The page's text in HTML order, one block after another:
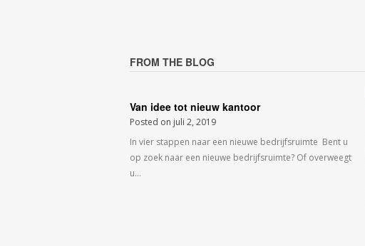
FROM THE BLOG
Van idee tot nieuw kantoor
Posted on juli 2, 2019
In vier stappen naar een nieuwe bedrijfsruimte Bent u
op zoek naar een nieuwe bedrijfsruimte? Of overweegt
u…